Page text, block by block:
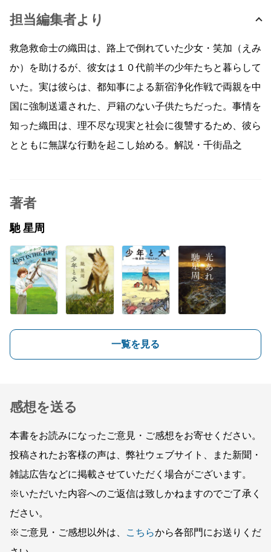
担当編集者より
救急救命士の織田は、路上で倒れていた少女・笑加（えみ
か）を助けるが、彼女は１０代前半の少年たちと暮らして
いた。実は彼らは、都知事による新宿浄化作戦で両親を中
国に強制送還された、戸籍のない子供たちだった。事情を
知った織田は、理不尽な現実と社会に復讐するため、彼ら
とともに無謀な行動を起こし始める。解説・千街晶之
著者
馳 星周
一覧を見る
感想を送る
本書をお読みになったご意見・ご感想をお寄せください。
投稿されたお客様の声は、弊社ウェブサイト、また新聞・
雑誌広告などに掲載させていただく場合がございます。
※いただいた内容へのご返信は致しかねますのでご了承く
ださい。
※ご意見・ご感想以外は、
こちらから各部門にお送りくだ